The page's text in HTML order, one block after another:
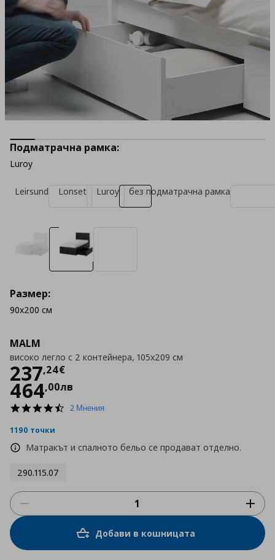
MALM
високо легло с 2 контейнера, 105x209 см
237,24€
Цена
464,00лв
4.5
2 Мнения
1190 точки
Матракът и спалното бельо се продават отделно.
290.115.07
Подматрачна рамка:
Luroy
Leirsund Lonset Luroy без подматрачна рамка
Размер:
90x200 см
Добави в кошницата